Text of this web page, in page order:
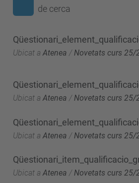
de cerca
Ubicat a Atenea / Novetats curs 25/
Ubicat a Atenea /Novetats curs 25/
Ubicat a Atenea / Novetats curs 25/
Ubicat a Atenea /Novetats curs 25/